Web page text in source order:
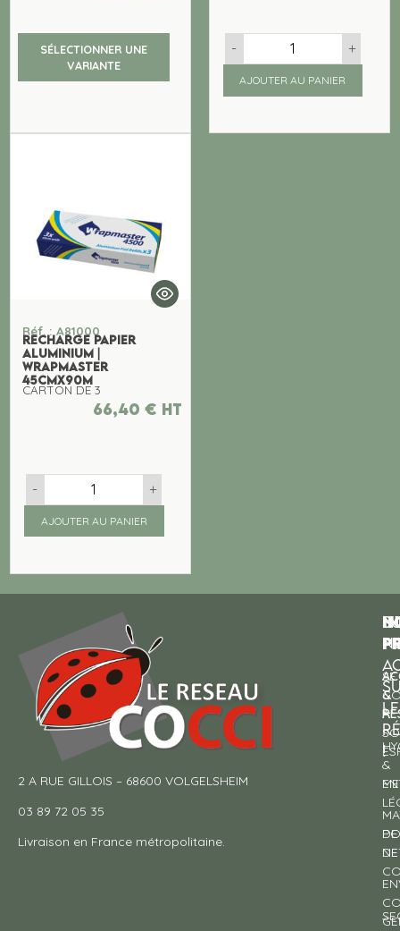
SÉLECTIONNER UNE
VARIANTE
- +
AJOUTER AU PANIER
Réf. : A81000
RECHARGE PAPIER
ALUMINIUM |
WRAPMASTER
45CMx90M
CARTON DE 3
66,40 € ht
- +
AJOUTER AU PANIER
2 A RUE GILLOIS – 68600 VOLGELSHEIM
03 89 72 05 35
Livraison en France métropolitaine.
&
&
DE
SE
À
DE
!